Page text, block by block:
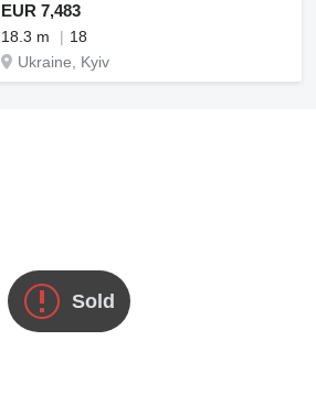
EUR 7,483
18.3 m
18
Ukraine, Kyiv
Sold